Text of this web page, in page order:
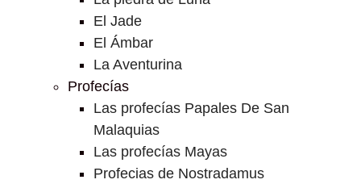
El Jade
El Ámbar
La Aventurina
Profecías
Las profecías Papales De San
Malaquias
Las profecías Mayas
Profecias de Nostradamus